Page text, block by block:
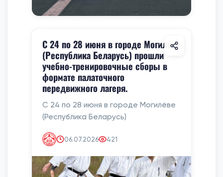
С 24 по 28 июня в городе Могилёве
(Республика Беларусь) прошли
учебно-тренировочные сборы в
формате палаточного
передвижного лагеря.
С 24 по 28 июня в городе Могилёве
(Республика Беларусь)
06.07.2026 421